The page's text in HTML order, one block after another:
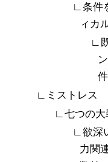
∟条件
ィカ
∟
∟ミストレス
∟七つの大
∟欲深
力関